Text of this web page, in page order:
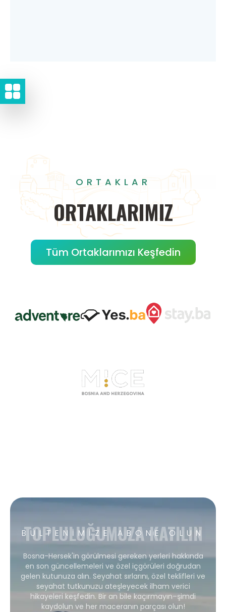
ORTAKLAR
ORTAKLARIMIZ
Tüm Ortaklarımızı Keşfedin
BÜLTENIMIZE ABONE OLUN
TOPLULUĞUMUZA KATILIN
Bosna-Hersek'in görülmesi gereken yerleri hakkında
en son güncellemeleri ve özel içgörüleri doğrudan
gelen kutunuza alın. Seyahat sırlarını, özel teklifleri ve
seyahat tutkunuzu ateşleyecek ilham verici
hikayeleri keşfedin. Bir an bile kaçırmayın–şimdi
kaydolun ve her maceranın parçası olun!